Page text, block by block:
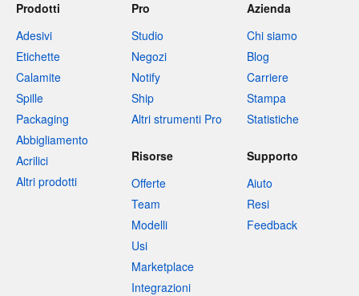
Prodotti
Adesivi
Etichette
Calamite
Spille
Packaging
Abbigliamento
Acrilici
Altri prodotti
Pro
Studio
Negozi
Notify
Ship
Altri strumenti Pro
Azienda
Chi siamo
Blog
Carriere
Stampa
Statistiche
Risorse
Offerte
Team
Modelli
Usi
Marketplace
Integrazioni
Supporto
Aiuto
Resi
Feedback